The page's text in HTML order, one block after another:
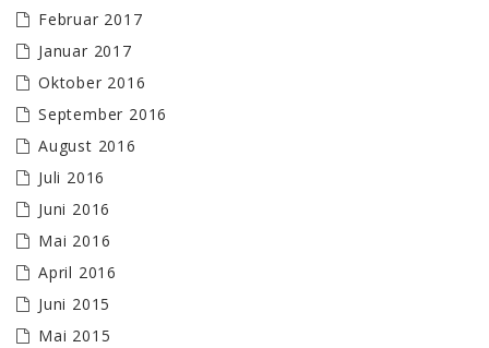
Februar 2017
Januar 2017
Oktober 2016
September 2016
August 2016
Juli 2016
Juni 2016
Mai 2016
April 2016
Juni 2015
Mai 2015